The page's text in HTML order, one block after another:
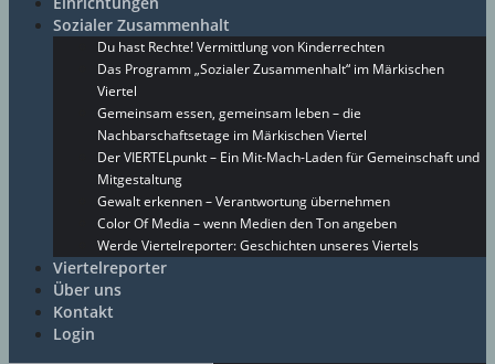
Sozialer Zusammenhalt
Du hast Rechte! Vermittlung von Kinderrechten
Das Programm „Sozialer Zusammenhalt“ im Märkischen
Viertel
Gemeinsam essen, gemeinsam leben – die
Nachbarschaftsetage im Märkischen Viertel
Der VIERTELpunkt – Ein Mit-Mach-Laden für Gemeinschaft und
Mitgestaltung
Gewalt erkennen – Verantwortung übernehmen
Color Of Media – wenn Medien den Ton angeben
Werde Viertelreporter: Geschichten unseres Viertels
Viertelreporter
Über uns
Kontakt
Login